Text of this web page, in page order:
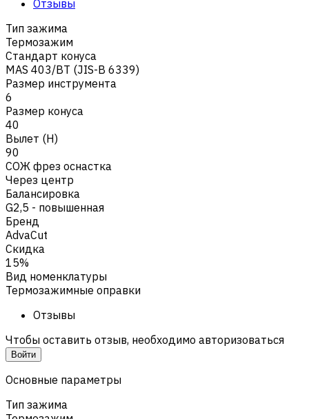
Отзывы
Тип зажима
Термозажим
Стандарт конуса
MAS 403/BT (JIS-B 6339)
Размер инструмента
6
Размер конуса
40
Вылет (H)
90
СОЖ фрез оснастка
Через центр
Балансировка
G2,5 - повышенная
Бренд
AdvaCut
Скидка
15%
Вид номенклатуры
Термозажимные оправки
Отзывы
Чтобы оставить отзыв, необходимо авторизоваться
Войти
Основные параметры
Тип зажима